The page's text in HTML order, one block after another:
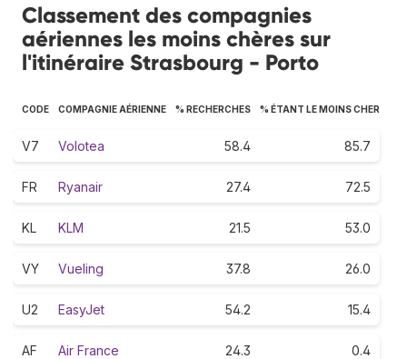
Classement des compagnies
aériennes les moins chères sur
l'itinéraire Strasbourg - Porto
CODE COMPAGNIE AÉRIENNE % RECHERCHES % ÉTANT LE MOINS CHER
V7 Volotea 58.4 85.7
FR Ryanair 27.4 72.5
KL KLM 21.5 53.0
VY Vueling 37.8 26.0
U2 EasyJet 54.2 15.4
AF Air France 24.3 0.4